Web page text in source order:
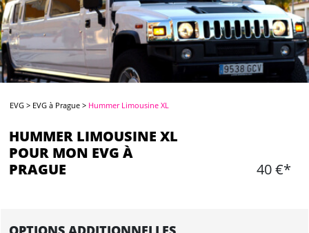
EVG > EVG à Prague > Hummer Limousine XL
HUMMER LIMOUSINE XL
POUR MON EVG À
PRAGUE
40 €*